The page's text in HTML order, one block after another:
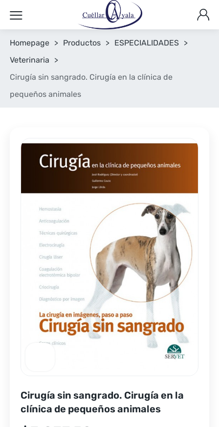
Homepage > Productos > ESPECIALIDADES >
Veterinaria
>
Cirugía sin sangrado. Cirugía en la clínica de
pequeños animales
Cirugía sin sangrado. Cirugía en la
clínica de pequeños animales